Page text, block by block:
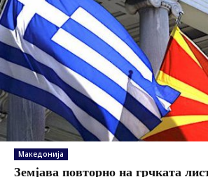
Македонија
Земјава повторно на грчката